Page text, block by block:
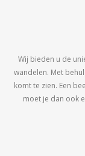
Wij bieden u de
wandelen. Met
komt te zien. Een
moet je dan ook